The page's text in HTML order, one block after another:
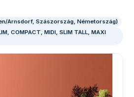
Arnsdorf, Szászország, Németország)
COMPACT, MIDI, SLIM TALL, MAXI